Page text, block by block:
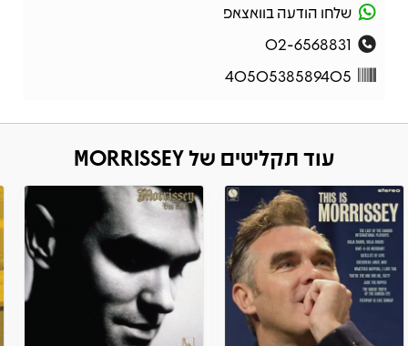
שלחו הודעה בוואצאפ
02-6568831
4050538589405
עוד תקליטים של MORRISSEY